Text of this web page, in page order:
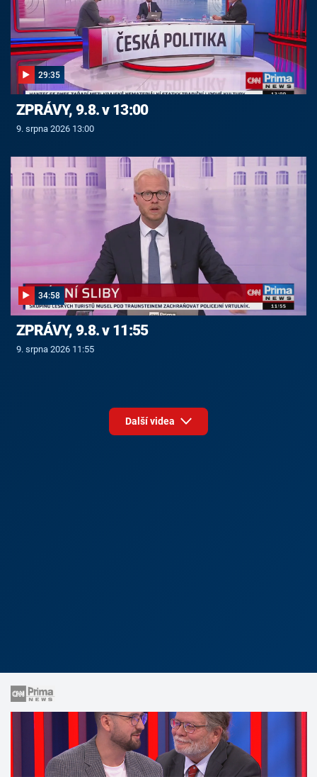
29:35
ZPRÁVY, 9.8. v 13:00
9. srpna 2026 13:00
34:58
ZPRÁVY, 9.8. v 11:55
9. srpna 2026 11:55
Další videa